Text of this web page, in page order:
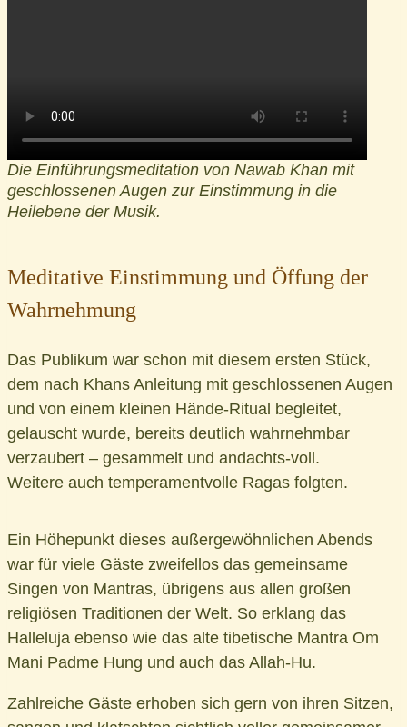
Die Einführungsmeditation von Nawab Khan mit
geschlossenen Augen zur Einstimmung in die
Heilebene der Musik.
Meditative Einstimmung und Öffung der
Wahrnehmung
Das Publikum war schon mit diesem ersten Stück,
dem nach Khans Anleitung mit geschlossenen Augen
und von einem kleinen Hände-Ritual begleitet,
gelauscht wurde, bereits deutlich wahrnehmbar
verzaubert – gesammelt und andachts-voll.
Weitere auch temperamentvolle Ragas folgten.
Ein Höhepunkt dieses außergewöhnlichen Abends
war für viele Gäste zweifellos das gemeinsame
Singen von Mantras, übrigens aus allen großen
religiösen Traditionen der Welt. So erklang das
Halleluja ebenso wie das alte tibetische Mantra Om
Mani Padme Hung und auch das Allah-Hu.
Zahlreiche Gäste erhoben sich gern von ihren Sitzen,